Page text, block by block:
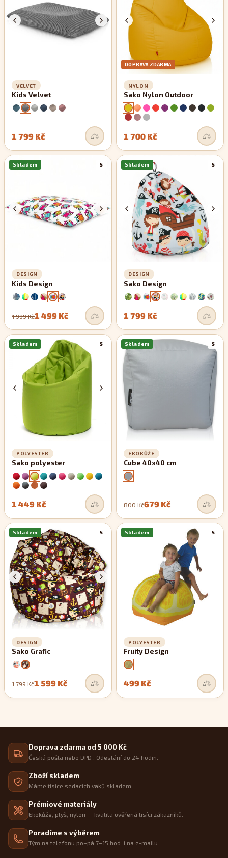
VELVET
Kids Velvet
1 799 Kč
DOPRAVA ZDARMA
NYLON
Sako Nylon Outdoor
1 700 Kč
S
Skladem
DESIGN
Kids Design
1 999 Kč1 499 Kč
S
Skladem
DESIGN
Sako Design
1 799 Kč
S
Skladem
POLYESTER
Sako polyester
1 449 Kč
S
Skladem
EKOKŮŽE
Cube 40x40 cm
800 Kč679 Kč
S
Skladem
DESIGN
Sako Grafic
1 799 Kč1 599 Kč
S
Skladem
POLYESTER
Fruity Design
499 Kč
Doprava zdarma od 5 000 Kč
Česká pošta nebo DPD . Odeslání do 24 hodin.
Zboží skladem
Máme tisíce sedacích vaků skladem.
Prémiové materiály
Ekokůže, plyš, nylon — kvalita ověřená tisíci zákazníků.
Poradíme s výběrem
Tým na telefonu po–pá 7–15 hod. i na e-mailu.